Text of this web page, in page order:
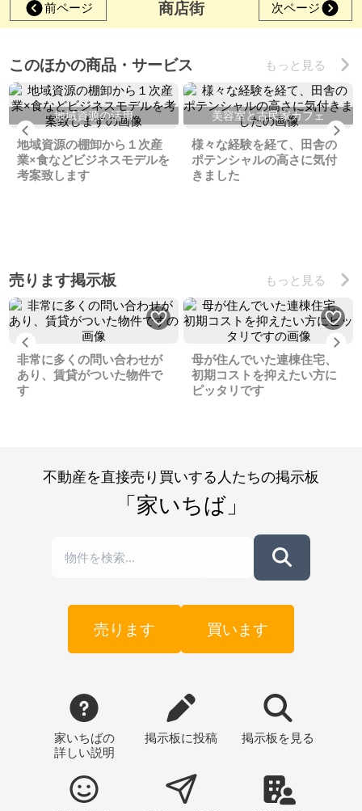
前ページ 商店街 次ページ
このほかの商品・サービス もっと見る
Previous
地域資源の活用
地域資源の棚卸から１次産
業×食などビジネスモデルを
考案致します
美容室と古民家カフェ
様々な経験を経て、田舎の
ポテンシャルの高さに気付
きました
売ります掲示板 もっと見る
Previous
非常に多くの問い合わせが
あり、賃貸がついた物件で
す
母が住んでいた連棟住宅、
初期コストを抑えたい方に
ピッタリです
不動産を直接売り買いする人たちの掲示板
「家いちば」
売ります 買います
家いちばの
詳しい説明
掲示板に投稿 掲示板 を見る